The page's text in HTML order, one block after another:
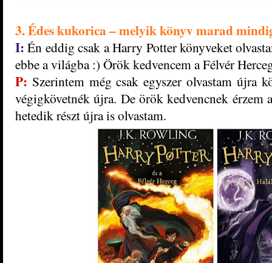
3. Édes kukorica – melyik könyv marad
I: Én eddig csak a Harry Potter könyveket
ebbe a világba :) Örök kedvencem a Félvér
P: Szerintem még csak egyszer olvastam újra
végigkövetnék újra. De örök kedvencnek érzem
hetedik részt újra is olvastam.